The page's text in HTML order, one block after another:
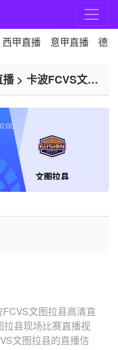
西甲直播 意甲直播 德
播> 卡波FCVS文图
文图拉县
文图拉县高清直
县现场比赛直播视
文图拉县的直播信